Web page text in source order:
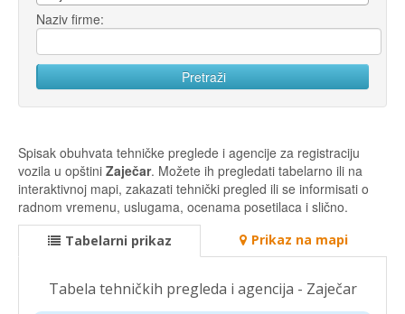
Naziv firme:
Spisak obuhvata tehničke preglede i agencije za registraciju
vozila u opštini Zaječar. Možete ih pregledati tabelarno ili na
interaktivnoj mapi, zakazati tehnički pregled ili se informisati o
radnom vremenu, uslugama, ocenama posetilaca i slično.
Tabelarni prikaz Prikaz na mapi
Tabela tehničkih pregleda i agencija - Zaječar